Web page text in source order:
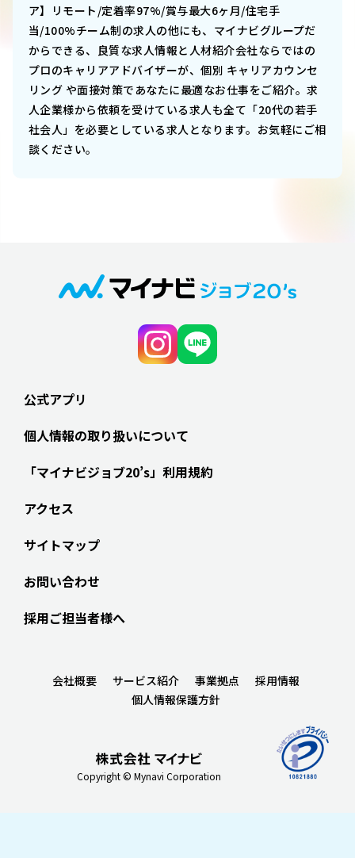
ア】リモート/定着率97%/賞与最大6ヶ月/住宅手
当/100%チーム制の求人の他にも、マイナビグループだ
からできる、良質な求人情報と人材紹介会社ならではの
プロのキャリアアドバイザーが、個別 キャリアカウンセ
リング や面接対策であなたに最適なお仕事をご紹介。求
人企業様から依頼を受けている求人も全て「20代の若手
社会人」を必要としている求人となります。お気軽にご相
談ください。
公式アプリ
個人情報の取り扱いについて
「マイナビジョブ20’s」利用規約
アクセス
サイトマップ
お問い合わせ
採用ご担当者様へ
Copyright © Mynavi Corporation
会社概要 サービス紹介 事業拠点
採用情報
個人情報保護方針